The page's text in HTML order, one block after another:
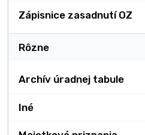
Zápisnice zasadnutí OZ
Rôzne
Archív úradnej tabule
Iné